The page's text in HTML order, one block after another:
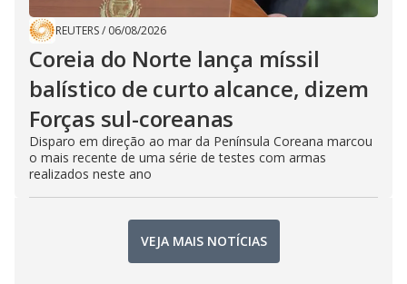
REUTERS/ 06/08/2026
Coreia do Norte lança míssil
balístico de curto alcance, dizem
Forças sul-coreanas
Disparo em direção ao mar da Península Coreana marcou
o mais recente de uma série de testes com armas
realizados neste ano
VEJA MAIS NOTÍCIAS